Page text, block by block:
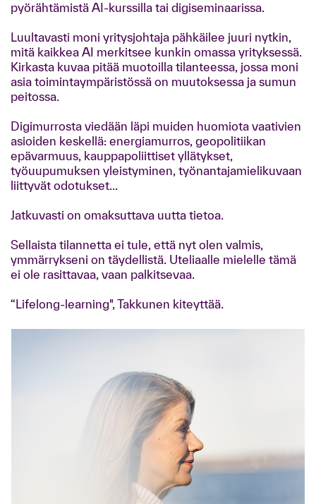
pyörähtämistä AI-kurssilla tai digiseminaarissa.
Luultavasti moni yritysjohtaja pähkäilee juuri nytkin,
mitä kaikkea AI merkitsee kunkin omassa yrityksessä.
Kirkasta kuvaa pitää muotoilla tilanteessa, jossa moni
asia toimintaympäristössä on muutoksessa ja sumun
peitossa.
Digimurrosta viedään läpi muiden huomiota vaativien
asioiden keskellä: energiamurros, geopolitiikan
epävarmuus, kauppapoliittiset yllätykset,
työuupumuksen yleistyminen, työnantajamielikuvaan
liittyvät odotukset...
Jatkuvasti on omaksuttava uutta tietoa.
Sellaista tilannetta ei tule, että nyt olen valmis,
ymmärrykseni on täydellistä. Uteliaalle mielelle tämä
ei ole rasittavaa, vaan palkitsevaa.
“Lifelong-learning", Takkunen kiteyttää.